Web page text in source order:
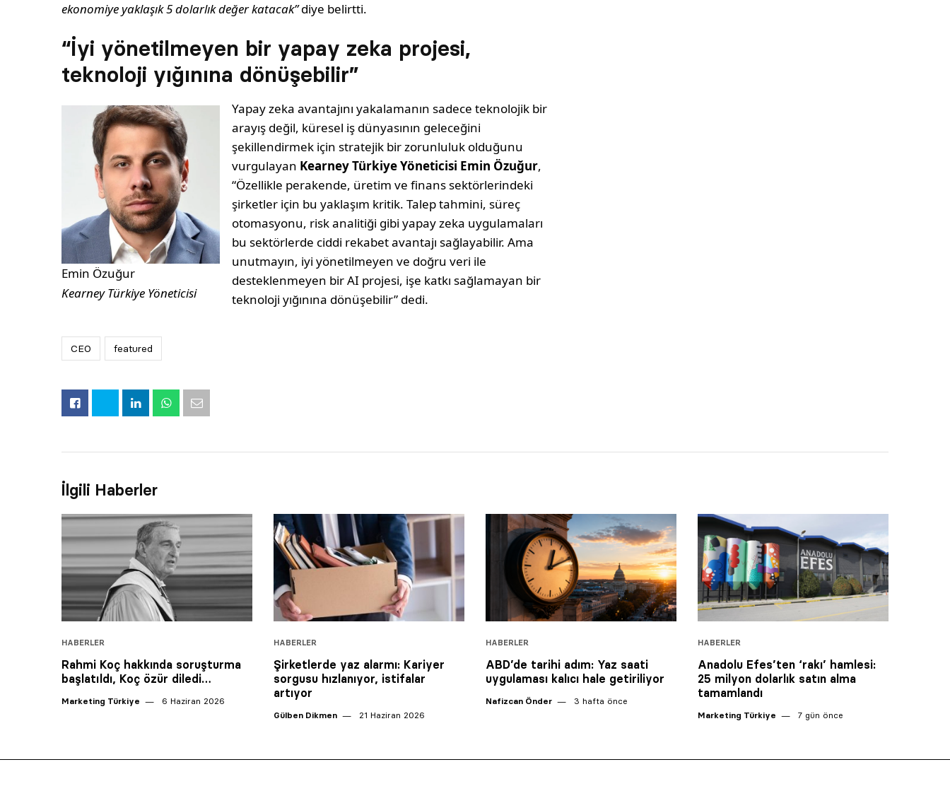
ekonomiye yaklaşık 5 dolarlık değer katacak”diye belirtti.
“İyi yönetilmeyen bir yapay zeka projesi,
teknoloji yığınına dönüşebilir”
Emin Özuğur
Kearney Türkiye Yöneticisi
Yapay zeka avantajını yakalamanın sadece teknolojik bir
arayış değil, küresel iş dünyasının geleceğini
şekillendirmek için stratejik bir zorunluluk olduğunu
vurgulayan Kearney Türkiye Yöneticisi Emin Özuğur,
“Özellikle perakende, üretim ve finans sektörlerindeki
şirketler için bu yaklaşım kritik. Talep tahmini, süreç
otomasyonu, risk analitiği gibi yapay zeka uygulamaları
bu sektörlerde ciddi rekabet avantajı sağlayabilir. Ama
unutmayın, iyi yönetilmeyen ve doğru veri ile
desteklenmeyen bir AI projesi, işe katkı sağlamayan bir
teknoloji yığınına dönüşebilir” dedi.
CEO featured
İlgili Haberler
HABERLER
Rahmi Koç hakkında soruşturma
başlatıldı, Koç özür diledi…
Marketing Türkiye 6 Haziran 2026
HABERLER
Şirketlerde yaz alarmı: Kariyer
sorgusu hızlanıyor, istifalar
artıyor
Gülben Dikmen 21 Haziran 2026
HABERLER
ABD’de tarihi adım: Yaz saati
uygulaması kalıcı hale getiriliyor
Nafizcan Önder 3 hafta önce
HABERLER
Anadolu Efes’ten ‘rakı’ hamlesi:
25 milyon dolarlık satın alma
tamamlandı
Marketing Türkiye 7 gün önce